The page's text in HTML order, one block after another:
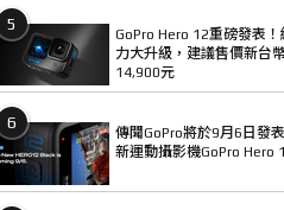
5
GoPro Hero 12重磅發表！
力大升級，建議售價新台
14,900元
6
傳聞GoPro將於9月6日發
新運動攝影機GoPro Hero